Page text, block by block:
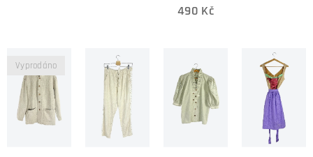
490 Kč
Vyprodáno